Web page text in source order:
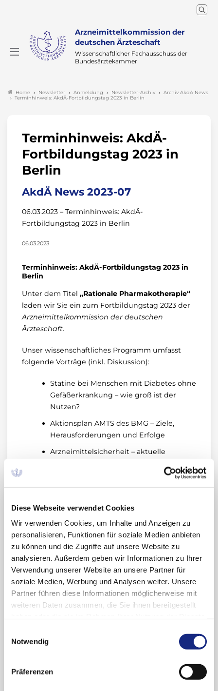
Diese Webseite verwendet Cookies
Wir verwenden Cookies, um Inhalte und Anzeigen zu
personalisieren, Funktionen für soziale Medien anbieten
zu können und die Zugriffe auf unsere Website zu
analysieren. Außerdem geben wir Informationen zu Ihrer
Verwendung unserer Website an unsere Partner für
soziale Medien, Werbung und Analysen weiter. Unsere
Partner führen diese Informationen möglicherweise mit
weiteren Daten zusammen, die Sie ihnen bereitgestellt
Cookies, wenn Sie unsere Webseite weiterhin
Notwendig
Präferenzen
Arzneimittelkommission der
deutschen Ärzteschaft
Wissenschaftlicher Fachausschuss der
Bundesärztekammer
Home Newsletter Anmeldung Newsletter-Archiv
Archiv AkdÄ News
Terminhinweis: AkdÄ-Fortbildungstag 2023 in Berlin
Terminhinweis: AkdÄ-
Fortbildungstag 2023 in
Berlin
AkdÄ News 2023-07
06.03.2023 – Terminhinweis: AkdÄ-
Fortbildungstag 2023 in Berlin
06.03.2023
Terminhinweis: AkdÄ-Fortbildungstag 2023 in
Berlin
Unter dem Titel „Rationale Pharmakotherapie“
laden wir Sie ein zum Fortbildungstag 2023 der
Arzneimittelkommission der deutschen
Ärzteschaft.
Unser wissenschaftliches Programm umfasst
folgende Vorträge (inkl. Diskussion):
Statine bei Menschen mit Diabetes ohne
Gefäßerkrankung – wie groß ist der
Nutzen?
Aktionsplan AMTS des BMG – Ziele,
Herausforderungen und Erfolge
Arzneimittelsicherheit – aktuelle
Die Therapie des Bluthochdrucks aus
Neu zugelassene Arzneimittel in
Deutschland: Aktuelle Daten zur
allgemeinen Verordnungs- und
Marktentwicklung
Update: Was gibt es Neues in der
Diabetologie und in der Onkologie?
Das ausführliche Programm finden Sie hier:
Mit 6 Fortbildungspunkten anerkannt, die
Teilnahme ist kostenlos.